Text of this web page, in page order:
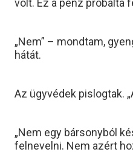
volt. Ez a pénz próbálta
„Nem” – mondtam,
hátát.
Az ügyvédek pislogtak.
„Nem egy bársonyból
felnevelni. Nem azért